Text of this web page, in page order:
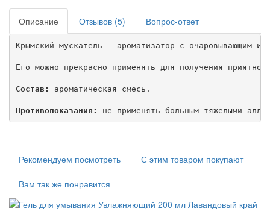
Описание Отзывов (5) Вопрос-ответ
Крымский мускатель – ароматизатор с очаровывающим
Его можно прекрасно применять для получения
Состав: ароматическая смесь.
Противопоказания: не применять больным тяжелыми
Рекомендуем посмотреть С этим товаром покупают
Вам так же понравится